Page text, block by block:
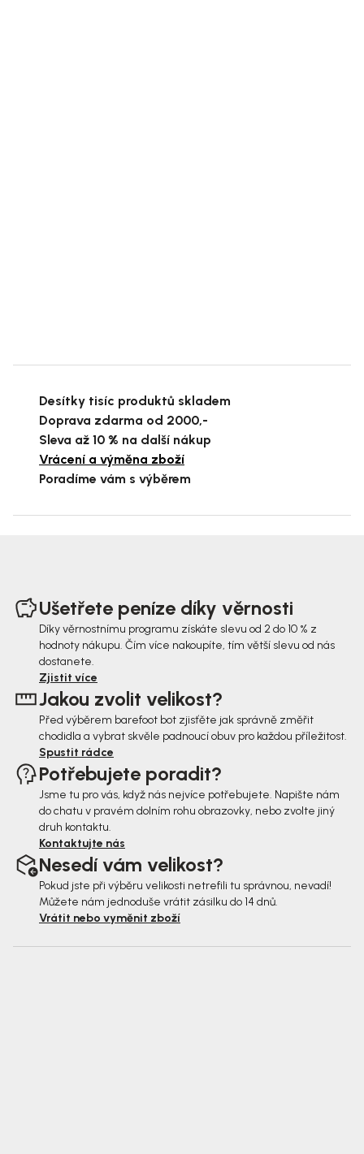
Desítky tisíc produktů skladem
Doprava zdarma od 2000,-
Sleva až 10 % na další nákup
Vrácení a výměna zboží
Poradíme vám s výběrem
Ušetřete peníze díky věrnosti
Díky věrnostnímu programu získáte slevu od 2 do 10 % z
hodnoty nákupu. Čím více nakoupíte, tím větší slevu od nás
dostanete.
Zjistit více
Jakou zvolit velikost?
Před výběrem barefoot bot zjisťěte jak správně změřit
chodidla a vybrat skvěle padnoucí obuv pro každou příležitost.
Spustit rádce
Potřebujete poradit?
Jsme tu pro vás, když nás nejvíce potřebujete. Napište nám
do chatu v pravém dolním rohu obrazovky, nebo zvolte jiný
druh kontaktu.
Kontaktujte nás
Nesedí vám velikost?
Pokud jste při výběru velikosti netrefili tu správnou, nevadí!
Můžete nám jednoduše vrátit zásilku do 14 dnů.
Vrátit nebo vyměnit zboží